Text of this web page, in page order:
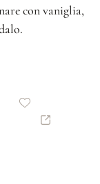
con vaniglia,